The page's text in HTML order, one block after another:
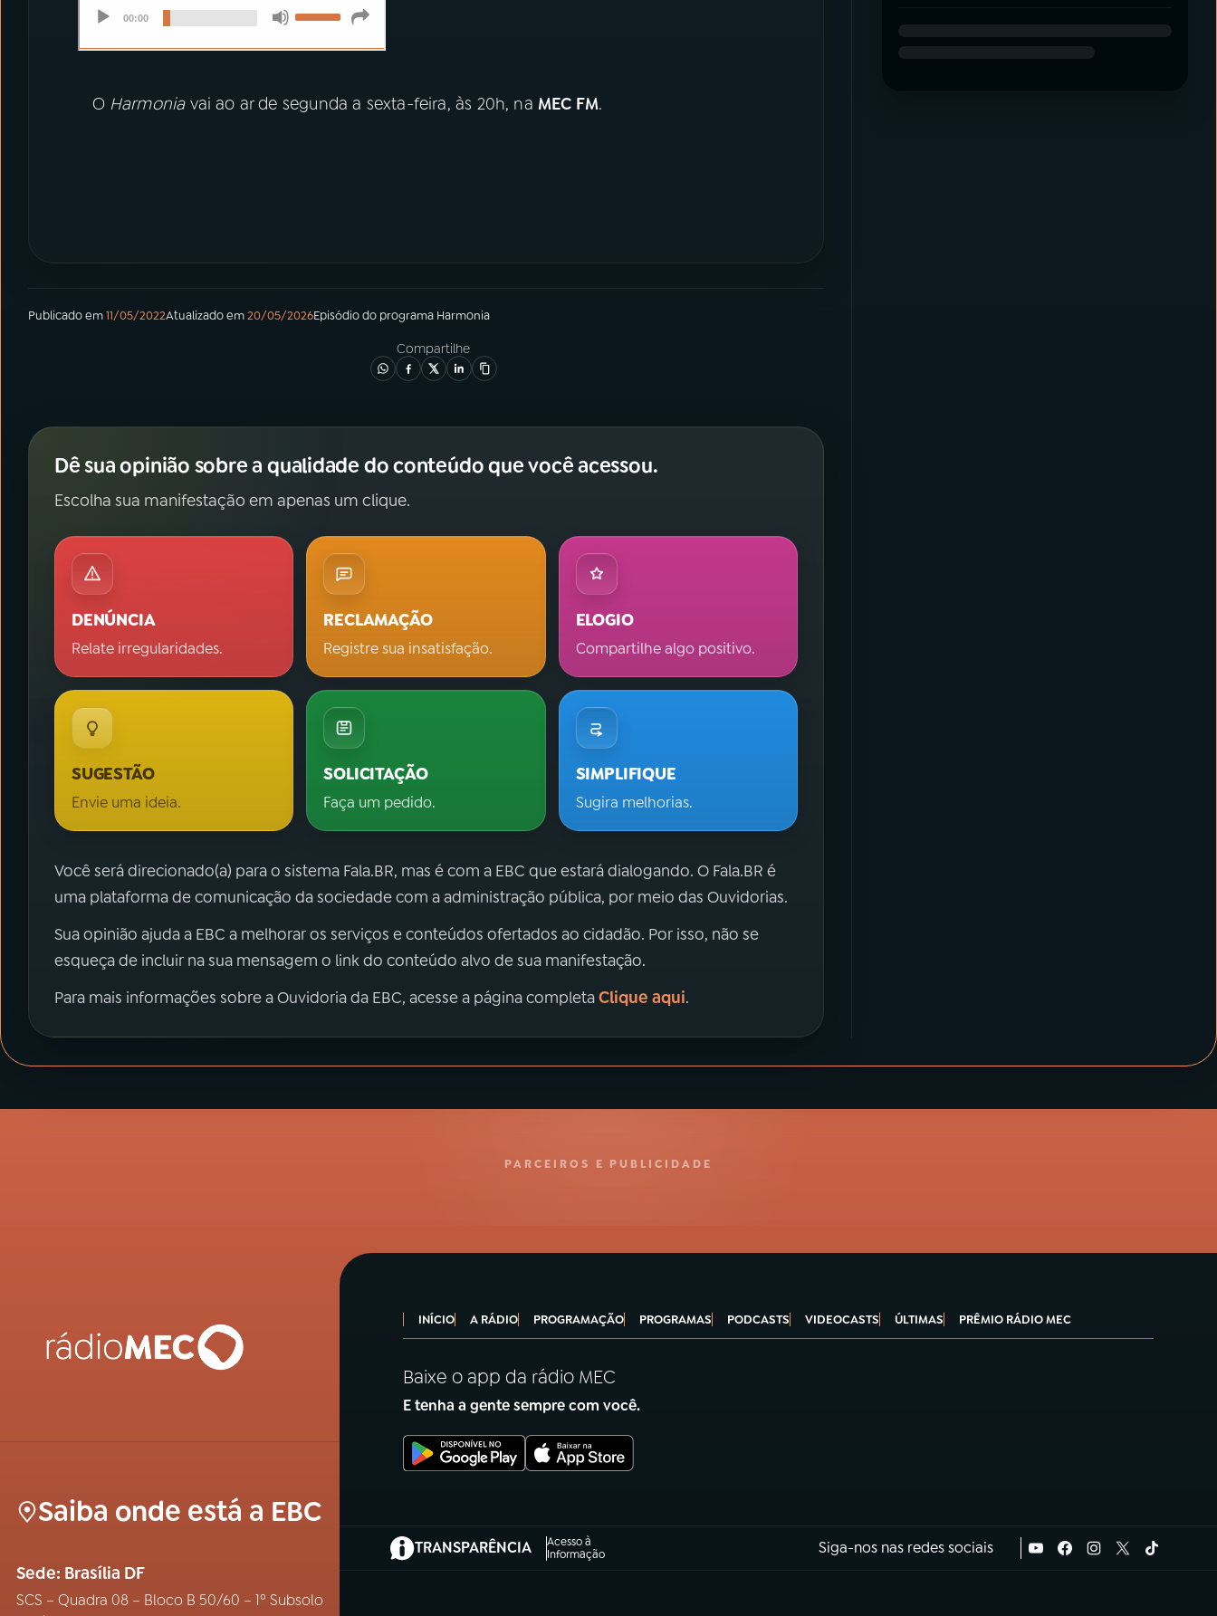
O Harmoniavai ao ar de segunda a sexta-feira, às 20h, na MEC FM.
Publicado em11/05/2022Atualizado em20/05/2026Episódiodo programa Harmonia
Compartilhe
Dê sua opinião sobre a qualidade do conteúdo que você acessou.
Escolha sua manifestação em apenas um clique.
DENÚNCIA
Relate irregularidades.
RECLAMAÇÃO
Registre sua insatisfação.
ELOGIO
Compartilhe algo positivo.
SUGESTÃO
Envie uma ideia.
SOLICITAÇÃO
Faça um pedido.
SIMPLIFIQUE
Sugira melhorias.
Você será direcionado(a) para o sistema Fala.BR, mas é com a EBC que estará dialogando. O Fala.BR é
uma plataforma de comunicação da sociedade com a administração pública, por meio das Ouvidorias.
Sua opinião ajuda a EBC a melhorar os serviços e conteúdos ofertados ao cidadão. Por isso, não se
esqueça de incluir na sua mensagem o link do conteúdo alvo de sua manifestação.
Para mais informações sobre a Ouvidoria da EBC, acesse a página completaClique aqui.
PARCEIROS E PUBLICIDADE
Saiba onde está a EBC
Sede: Brasília DF
SCS – Quadra 08 – Bloco B 50/60 – 1º Subsolo
INÍCIO A RÁDIO PROGRAMAÇÃO PROGRAMAS PODCASTS VIDEOCASTS ÚLTIMAS PRÊMIO RÁDIO MEC
Baixe o app da rádio MEC
E tenha a gente sempre com você.
TRANSPARÊNCIA
Acesso à
Informação
(abre em nova aba) Siga-nos nas redes sociais